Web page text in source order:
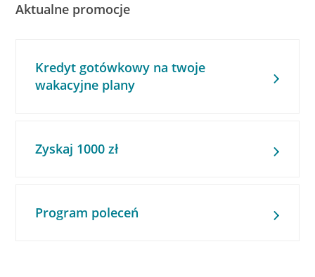
Aktualne promocje
Kredyt gotówkowy na twoje
wakacyjne plany
Zyskaj 1000 zł
Program poleceń